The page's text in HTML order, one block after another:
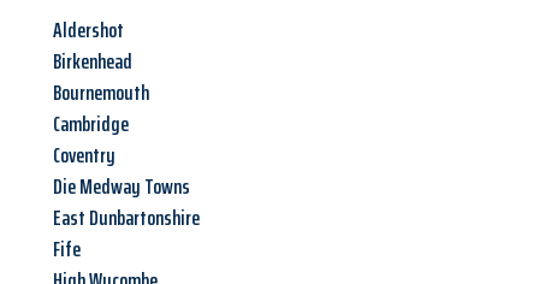
Aldershot
Birkenhead
Bournemouth
Cambridge
Coventry
Die Medway Towns
East Dunbartonshire
Fife